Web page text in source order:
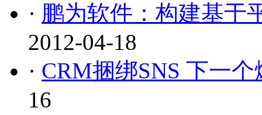
· 鹏为软件：构建基于
2012-04-18
· CRM捆绑SNS 下一
16